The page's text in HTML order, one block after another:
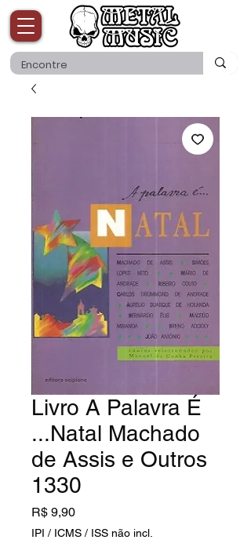
Livro A Palavra É
...Natal Machado
de Assis e Outros
1330
R$ 9,90Preço
IPI / ICMS / ISS não incl.